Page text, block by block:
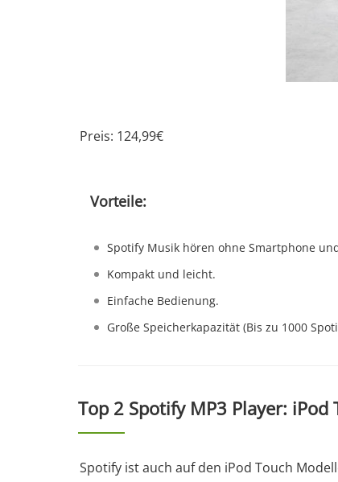
Preis: 124,99€
Vorteile:
Spotify Musik hören ohne Smartphone
Kompakt und leicht.
Einfache Bedienung.
Große Speicherkapazität (Bis zu 1000
Top 2 Spotify MP3 Player: iPod
Spotify ist auch auf den iPod Touch